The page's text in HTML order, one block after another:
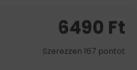
6490 Ft
Szerezzen 167 pontot